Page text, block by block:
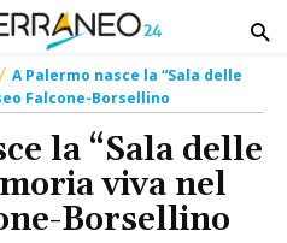
A Palermo nasce la “Sala delle
Falcone-Borsellino
la “Sala delle
viva nel
Borsellino